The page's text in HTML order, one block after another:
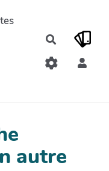
Rechercher
autre